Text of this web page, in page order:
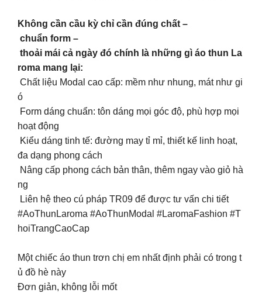
Không cần cầu kỳ chỉ cần đúng chất –
chuẩn form –
thoải mái cả ngày đó chính là những gì áo thun La
roma mang lại:
Chất liệu Modal cao cấp: mềm như nhung, mát như gi
ó
Form dáng chuẩn: tôn dáng mọi góc độ, phù hợp mọi
hoạt động
Kiểu dáng tinh tế: đường may tỉ mỉ, thiết kế linh hoạt,
đa dạng phong cách
Nâng cấp phong cách bản thân, thêm ngay vào giỏ hà
ng
Liên hệ theo cú pháp TR09 để được tư vấn chi tiết
#AoThunLaroma #AoThunModal #LaromaFashion #T
hoiTrangCaoCap
Một chiếc áo thun trơn chị em nhất định phải có trong t
ủ đồ hè này
Đơn giản, không lỗi mốt